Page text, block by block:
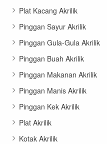
Plat Kacang Akrilik
Pinggan Sayur Akrilik
Pinggan Gula-Gula Akrilik
Pinggan Buah Akrilik
Pinggan Makanan Akrilik
Pinggan Manis Akrilik
Pinggan Kek Akrilik
Plat Akrilik
Kotak Akrilik